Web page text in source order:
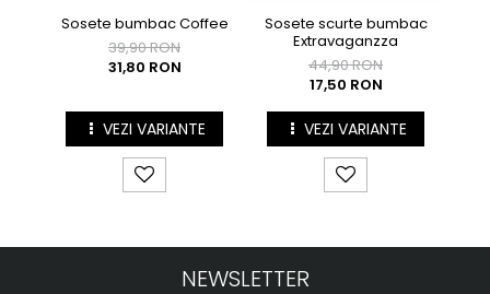
Sosete bumbac Coffee
39,90 RON
31,80 RON
VEZI VARIANTE
Sosete scurte bumbac
Extravaganzza
44,90 RON
17,50 RON
VEZI VARIANTE
NEWSLETTER